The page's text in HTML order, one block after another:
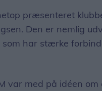
præsenteret
Den er nemlig
som har stærke
var med på idéen om